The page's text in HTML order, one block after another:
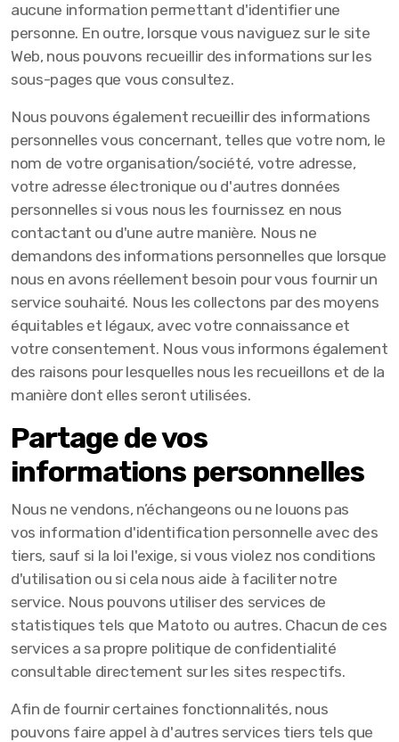
aucune information permettant d'identifier une
personne. En outre, lorsque vous naviguez sur le site
Web, nous pouvons recueillir des informations sur les
sous-pages que vous consultez.
Nous pouvons également recueillir des informations
personnelles vous concernant, telles que votre nom, le
nom de votre organisation/société, votre adresse,
votre adresse électronique ou d'autres données
personnelles si vous nous les fournissez en nous
contactant ou d'une autre manière. Nous ne
demandons des informations personnelles que lorsque
nous en avons réellement besoin pour vous fournir un
service souhaité. Nous les collectons par des moyens
équitables et légaux, avec votre connaissance et
votre consentement. Nous vous informons également
des raisons pour lesquelles nous les recueillons et de la
manière dont elles seront utilisées.
Partage de vos
informations personnelles
Nous ne vendons, n’échangeons ou ne louons pas
vos information d'identification personnelle avec des
tiers, sauf si la loi l'exige, si vous violez nos conditions
d'utilisation ou si cela nous aide à faciliter notre
service. Nous pouvons utiliser des services de
statistiques tels que Matoto ou autres. Chacun de ces
services a sa propre politique de confidentialité
consultable directement sur les sites respectifs.
Afin de fournir certaines fonctionnalités, nous
pouvons faire appel à d'autres services tiers tels que